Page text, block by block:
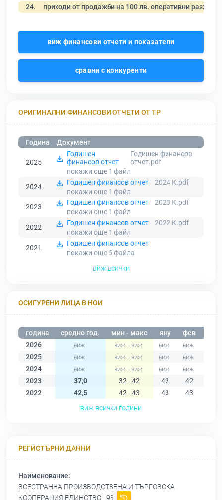
24. приходи от продажби на 100 лв. оперативни разходи
виж финансови отчети и показатели
сравни с конкуренти
ОРИГИНАЛНИ ФИНАНСОВИ ОТЧЕТИ ОТ ТР
Година Документ
2025
Годишен
финансов отчет
Годишен финансов
отчет.pdf
покажи още 1 файл
2024
Годишен финансов отчет
2024 К.pdf
покажи още 1 файл
2023
Годишен финансов отчет
2023 К.pdf
покажи още 1 файл
2022
Годишен финансов отчет
2022 К.pdf
покажи още 1 файл
2021
Годишен финансов отчет
покажи още 5файла
виж всички
ОСИГУРЕНИ ЛИЦА В НОИ
година средно год. мин - макс яну фев
2026
-
2025
-
2024
-
2023
37,0 32 - 42 42 42
2022
42,5 42 - 43 43 43
виж всички години
РЕГИСТЪРНИ ДАННИ
Наименование:
ВСЕСТРАННА ПРОИЗВОДСТВЕНА И ТЪРГОВСКА
КООПЕРАЦИЯ ЕДИНСТВО - 93